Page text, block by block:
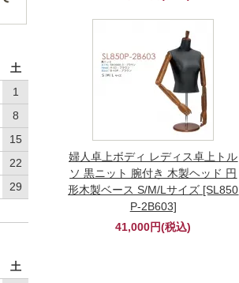
婦人卓上ボディ レディス卓上トル
ソ 黒ニット 腕付き 木製ヘッド 円
形木製ベース S/M/Lサイズ [SL850
P-2B603]
41,000円(税込)
土
1
8
15
22
29
土